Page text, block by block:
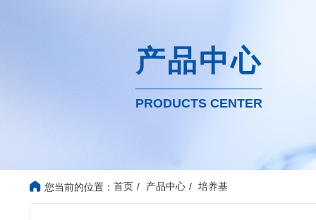
产品中心
PRODUCTS CENTER
您当前的位置： 首页 产品中心 培养基